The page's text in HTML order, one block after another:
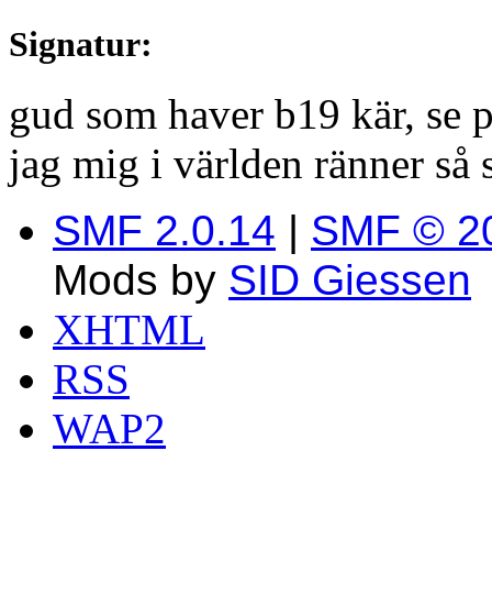
Signatur:
gud som haver b19 kär, se
jag mig i världen ränner så
SMF 2.0.14 | SMF ©
Mods by SID Giessen
XHTML
RSS
WAP2